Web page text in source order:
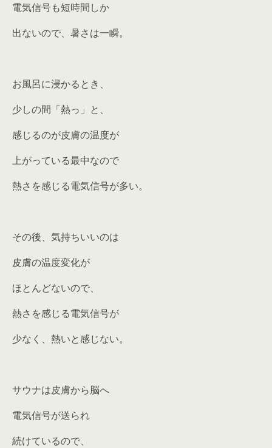
電気信号も短時間しか
出ないので、暑さは一瞬。
お風呂に浸かるとき、
少しの間「熱っ」と、
感じるのが皮膚の温度が
上がっている最中なので
熱さを感じる電気信号が多い。
その後、気持ちいいのは
皮膚の温度変化が
ほとんどないので、
熱さを感じる電気信号が
少なく、熱いと感じない。
サウナは皮膚から脳へ
電気信号が送られ
続けているので、